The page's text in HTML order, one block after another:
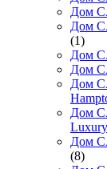
Дом
Дом
(1)
Дом
Дом
Дом
Дом
Дом
(8)